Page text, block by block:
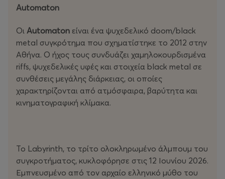
Automaton
Οι Automaton είναι ένα ψυχεδελικό doom/black
metal συγκρότημα που σχηματίστηκε το 2012 στην
Αθήνα. Ο ήχος τους συνδυάζει χαμηλοκουρδισμένα
riffs, ψυχεδελικές υφές και στοιχεία black metal σε
συνθέσεις μεγάλης διάρκειας, οι οποίες
χαρακτηρίζονται από ατμόσφαιρα, βαρύτητα και
κινηματογραφική κλίμακα.
Το Labyrinth, το τρίτο ολοκληρωμένο άλμπουμ του
συγκροτήματος, κυκλοφόρησε στις 12 Ιουνίου 2026.
Εμπνευσμένο από τον αρχαίο ελληνικό μύθο του